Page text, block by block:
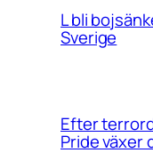
L bli
Sverige
Efter
Pride växer